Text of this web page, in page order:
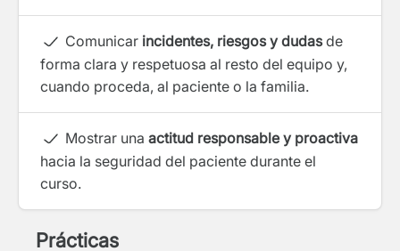
Comunicar incidentes, riesgos y dudasde
forma clara y respetuosa al resto del equipo y,
cuando proceda, al paciente o la familia.
Mostrar una actitud responsable y proactiva
hacia la seguridad del paciente durante el
curso.
Prácticas